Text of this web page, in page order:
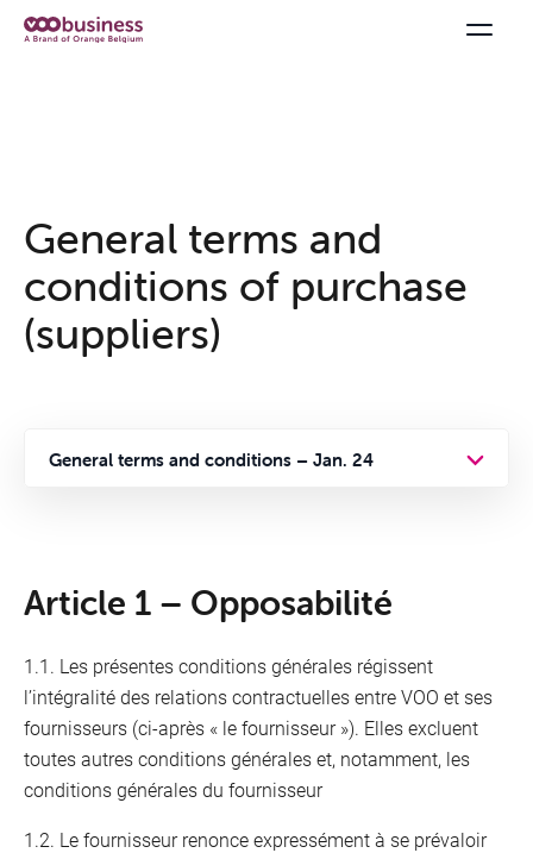
General terms and
conditions of purchase
(suppliers)
General terms and conditions – Jan. 24
Conditions deals
Network management
Article 1 – Opposabilité
1.1. Les présentes conditions générales régissent
l’intégralité des relations contractuelles entre VOO et ses
fournisseurs (ci-après « le fournisseur »). Elles excluent
toutes autres conditions générales et, notamment, les
conditions générales du fournisseur
1.2. Le fournisseur renonce expressément à se prévaloir